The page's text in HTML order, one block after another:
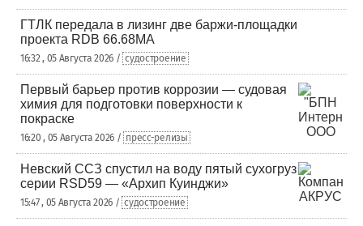
ГТЛК передала в лизинг две баржи-площадки
проекта RDB 66.68МА
16:32 , 05 Августа 2026 / судостроение
Первый барьер против коррозии — судовая
химия для подготовки поверхности к
покраске
16:20 , 05 Августа 2026 / пресс-релизы
Невский ССЗ спустил на воду пятый сухогруз
серии RSD59 — «Архип Куинджи»
15:47 , 05 Августа 2026 / судостроение